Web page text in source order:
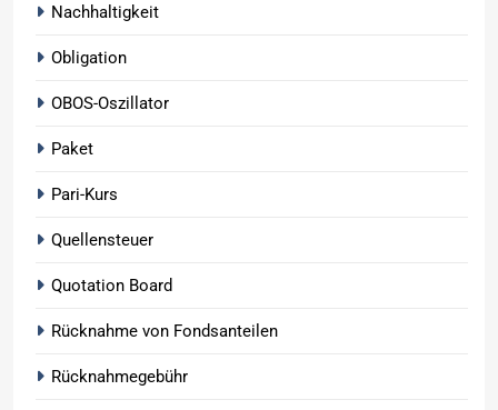
Nachhaltigkeit
Obligation
OBOS-Oszillator
Paket
Pari-Kurs
Quellensteuer
Quotation Board
Rücknahme von Fondsanteilen
Rücknahmegebühr